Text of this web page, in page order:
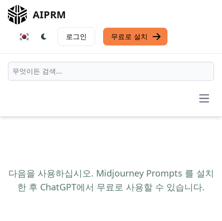
AIPRM
로그인 무료로 설치
다음을 사용하십시오. Midjourney Prompts 를 설치
한 후 ChatGPT에서 무료로 사용할 수 있습니다.